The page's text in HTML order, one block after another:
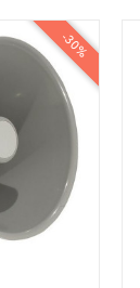
-30%